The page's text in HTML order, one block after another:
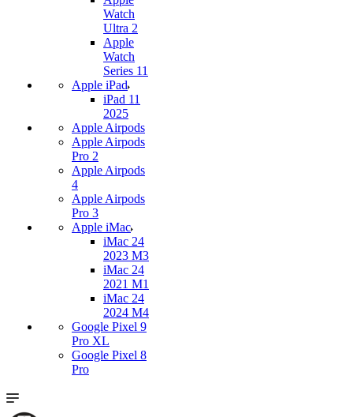
Watch
Ultra 2
Apple
Watch
Series 11
Apple iPad
iPad 11
2025
Apple Airpods
Apple Airpods
Pro 2
Apple Airpods
4
Apple Airpods
Pro 3
Apple iMac
iMac 24
2023 M3
iMac 24
2021 M1
iMac 24
2024 M4
Google Pixel 9
Pro XL
Google Pixel 8
Pro